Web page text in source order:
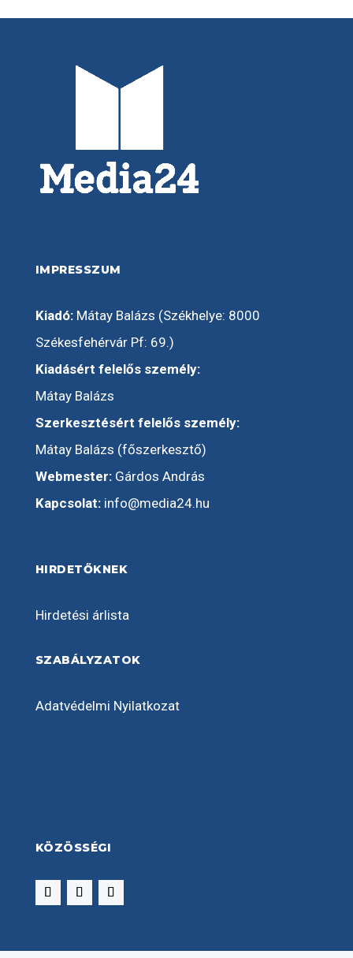
IMPRESSZUM
Kiadó:Mátay Balázs (Székhelye: 8000
Székesfehérvár Pf: 69.)
Kiadásért felelős személy:
Mátay Balázs
Szerkesztésért felelős személy:
Mátay Balázs (főszerkesztő)
Webmester:Gárdos András
Kapcsolat: info@media24.hu
HIRDETŐKNEK
Hirdetési árlista
SZABÁLYZATOK
Adatvédelmi Nyilatkozat
KÖZÖSSÉGI